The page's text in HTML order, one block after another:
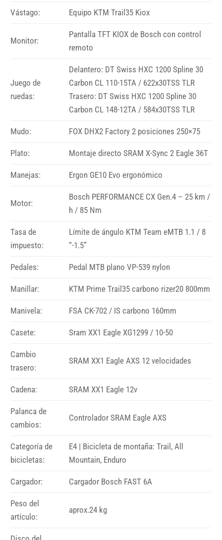
Vástago: Equipo KTM Trail35 Kiox
Monitor:
Pantalla TFT KIOX de Bosch con control
remoto
Juego de
ruedas:
Delantero: DT Swiss HXC 1200 Spline 30
Carbon CL 110-15TA / 622x30TSS TLR
Trasero: DT Swiss HXC 1200 Spline 30
Carbon CL 148-12TA / 584x30TSS TLR
Mudo: FOX DHX2 Factory 2 posiciones 250×75
Plato: Montaje directo SRAM X-Sync 2 Eagle 36T
Manejas: Ergon GE10 Evo ergonómico
Motor:
Bosch PERFORMANCE CX Gen.4 – 25 km /
h / 85 Nm
Tasa de
impuesto:
Límite de ángulo KTM Team eMTB 1.1 / 8
“-1.5”
Pedales: Pedal MTB plano VP-539 nylon
Manillar: KTM Prime Trail35 carbono rizer20 800mm
Manivela: FSA CK-702 / IS carbono 160mm
Casete: Sram XX1 Eagle XG1299 / 10-50
Cambio
trasero:
SRAM XX1 Eagle AXS 12 velocidades
Cadena: SRAM XX1 Eagle 12v
Palanca de
cambios:
Controlador SRAM Eagle AXS
Categoría de
bicicletas:
E4 | Bicicleta de montaña: Trail, All
Mountain, Enduro
Cargador: Cargador Bosch FAST 6A
Peso del
artículo:
aprox.24 kg